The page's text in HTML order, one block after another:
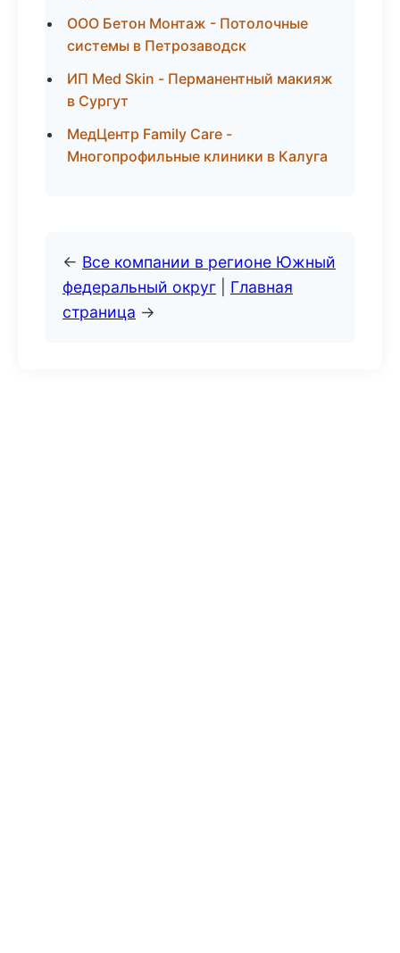
ООО Бетон Монтаж - Потолочные
системы в Петрозаводск
ИП Med Skin - Перманентный макияж
в Сургут
МедЦентр Family Care -
Многопрофильные клиники в Калуга
← Все компании в регионе Южный
федеральный округ
Главная
страница →